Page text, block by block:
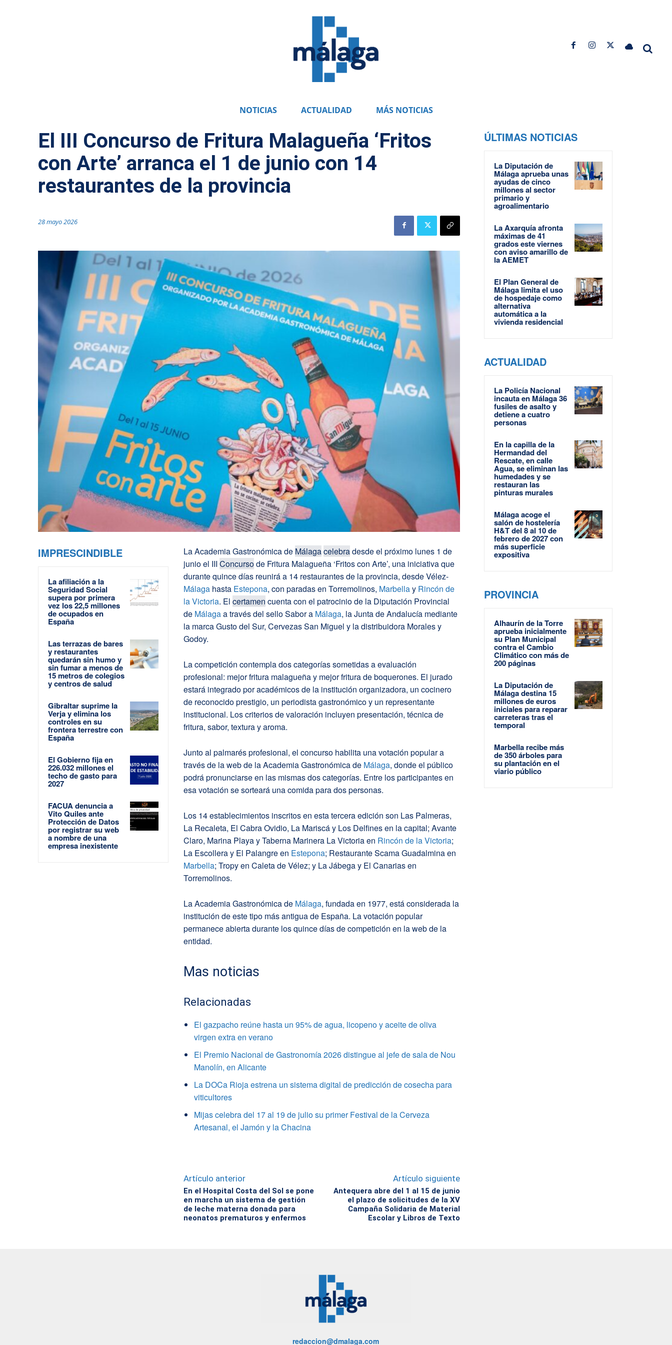
NOTICIAS ACTUALIDAD MÁS NOTICIAS
El III Concurso de Fritura Malagueña ‘Fritos
con Arte’ arranca el 1 de junio con 14
restaurantes de la provincia
28 mayo 2026
IMPRESCINDIBLE
La afiliación a la
Seguridad Social
supera por primera
vez los 22,5 millones
de ocupados en
España
Las terrazas de bares
y restaurantes
quedarán sin humo y
sin fumar a menos de
15 metros de colegios
y centros de salud
Gibraltar suprime la
Verja y elimina los
controles en su
frontera terrestre con
España
El Gobierno fija en
226.032 millones el
techo de gasto para
2027
FACUA denuncia a
Vito Quiles ante
Protección de Datos
por registrar su web
a nombre de una
empresa inexistente
La Academia Gastronómica de Málagacelebradesde el próximo lunes 1 de
junio el IIIConcursode Fritura Malagueña ‘Fritos con Arte’, una iniciativa que
durante quince días reunirá a 14 restaurantes de la provincia, desde Vélez-
Málaga hasta Estepona, con paradas en Torremolinos, Marbellay Rincón de
la Victoria. Elcertamen cuenta con el patrocinio de la Diputación Provincial
de Málagaa través del sello Sabor a Málaga, la Junta de Andalucía mediante
la marca Gusto del Sur, Cervezas San Miguel y la distribuidora Morales y
Godoy.
La competición contempla dos categorías sometidas a evaluación
profesional: mejor fritura malagueña y mejor fritura de boquerones. El jurado
estará integrado por académicos de la institución organizadora, un cocinero
de reconocido prestigio, un periodista gastronómico y un representante
institucional. Los criterios de valoración incluyen presentación, técnica de
fritura, sabor, textura y aroma.
Junto al palmarés profesional, el concurso habilita una votación popular a
través de la web de la Academia Gastronómica de Málaga, donde el público
podrá pronunciarse en las mismas dos categorías. Entre los participantes en
esa votación se sorteará una comida para dos personas.
Los 14 establecimientos inscritos en esta tercera edición son Las Palmeras,
La Recaleta, El Cabra Ovidio, La Mariscá y Los Delfines en la capital; Avante
Claro, Marina Playa y Taberna Marinera La Victoria en Rincón de la Victoria;
La Escollera y El Palangre en Estepona; Restaurante Scama Guadalmina en
Marbella; Tropy en Caleta de Vélez; y La Jábega y El Canarias en
Torremolinos.
La Academia Gastronómica de Málaga, fundada en 1977, está considerada la
institución de este tipo más antigua de España. La votación popular
permanece abierta durante los quince días de competición en la web de la
entidad.
Mas noticias
Relacionadas
El gazpacho reúne hasta un 95% de agua, licopeno y aceite de oliva
virgen extra en verano
El Premio Nacional de Gastronomía 2026 distingue al jefe de sala de Nou
Manolín, en Alicante
La DOCa Rioja estrena un sistema digital de predicción de cosecha para
viticultores
Mijas celebra del 17 al 19 de julio su primer Festival de la Cerveza
Artesanal, el Jamón y la Chacina
Artículo anterior
En el Hospital Costa del Sol se pone
en marcha un sistema de gestión
de leche materna donada para
neonatos prematuros y enfermos
Artículo siguiente
Antequera abre del 1 al 15 de junio
el plazo de solicitudes de la XV
Campaña Solidaria de Material
Escolar y Libros de Texto
ÚLTIMAS NOTICIAS
La Diputación de
Málaga aprueba unas
ayudas de cinco
millones al sector
primario y
agroalimentario
La Axarquía afronta
máximas de 41
grados este viernes
con aviso amarillo de
la AEMET
El Plan General de
Málaga limita el uso
de hospedaje como
alternativa
automática a la
vivienda residencial
ACTUALIDAD
La Policía Nacional
incauta en Málaga 36
fusiles de asalto y
detiene a cuatro
personas
En la capilla de la
Hermandad del
Rescate, en calle
Agua, se eliminan las
humedades y se
restauran las
pinturas murales
Málaga acoge el
salón de hostelería
H&T del 8 al 10 de
febrero de 2027 con
más superficie
expositiva
PROVINCIA
Alhaurín de la Torre
aprueba inicialmente
su Plan Municipal
contra el Cambio
Climático con más de
200 páginas
La Diputación de
Málaga destina 15
millones de euros
iniciales para reparar
carreteras tras el
temporal
Marbella recibe más
de 350 árboles para
su plantación en el
viario público
redaccion@dmalaga.com